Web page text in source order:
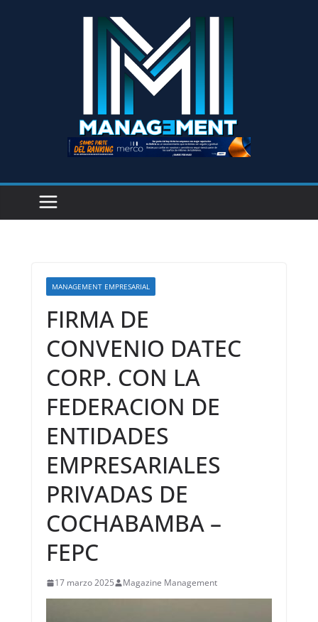
MANAGEMENT EMPRESARIAL
FIRMA DE
CONVENIO DATEC
CORP. CON LA
FEDERACION DE
ENTIDADES
EMPRESARIALES
PRIVADAS DE
COCHABAMBA –
FEPC
17 marzo 2025 Magazine Management